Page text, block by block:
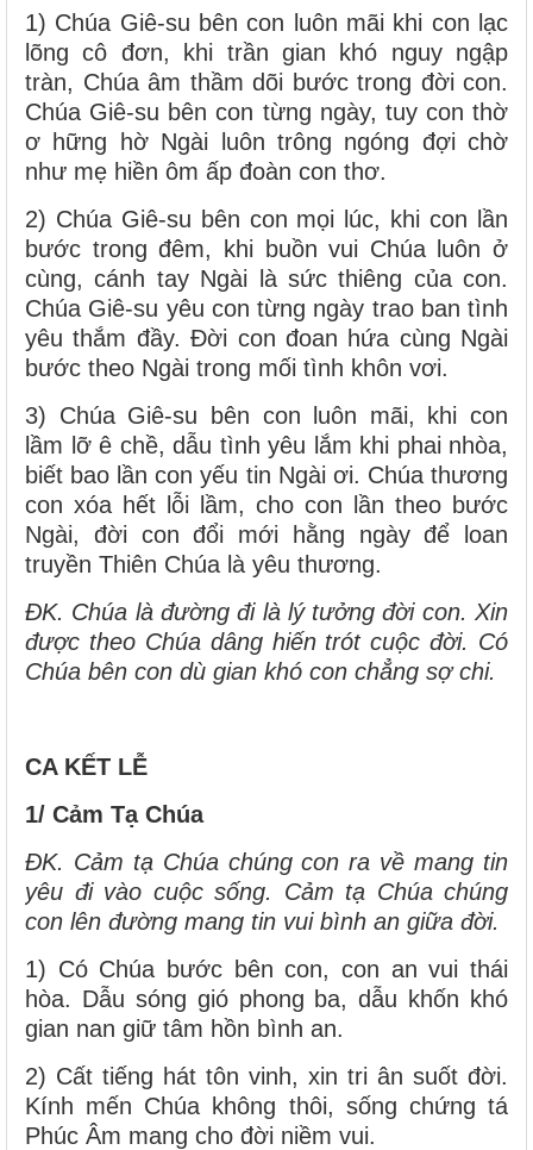
1) Chúa Giê-su bên con luôn mãi khi con lạc
lõng cô đơn, khi trần gian khó nguy ngập
tràn, Chúa âm thầm dõi bước trong đời con.
Chúa Giê-su bên con từng ngày, tuy con thờ
ơ hững hờ Ngài luôn trông ngóng đợi chờ
như mẹ hiền ôm ấp đoàn con thơ.
2) Chúa Giê-su bên con mọi lúc, khi con lần
bước trong đêm, khi buồn vui Chúa luôn ở
cùng, cánh tay Ngài là sức thiêng của con.
Chúa Giê-su yêu con từng ngày trao ban tình
yêu thắm đầy. Đời con đoan hứa cùng Ngài
bước theo Ngài trong mối tình khôn vơi.
3) Chúa Giê-su bên con luôn mãi, khi con
lầm lỡ ê chề, dẫu tình yêu lắm khi phai nhòa,
biết bao lần con yếu tin Ngài ơi. Chúa thương
con xóa hết lỗi lầm, cho con lần theo bước
Ngài, đời con đổi mới hằng ngày để loan
truyền Thiên Chúa là yêu thương.
ĐK. Chúa là đường đi là lý tưởng đời con. Xin
được theo Chúa dâng hiến trót cuộc đời. Có
Chúa bên con dù gian khó con chẳng sợ chi.
CA KẾT LỄ
1/ Cảm Tạ Chúa
ĐK. Cảm tạ Chúa chúng con ra về mang tin
yêu đi vào cuộc sống. Cảm tạ Chúa chúng
con lên đường mang tin vui bình an giữa đời.
1) Có Chúa bước bên con, con an vui thái
hòa. Dẫu sóng gió phong ba, dẫu khốn khó
gian nan giữ tâm hồn bình an.
2) Cất tiếng hát tôn vinh, xin tri ân suốt đời.
Kính mến Chúa không thôi, sống chứng tá
Phúc Âm mang cho đời niềm vui.